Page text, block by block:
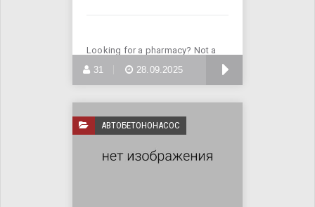
Looking for a pharmacy? Not a
problem! Visit the website
31 28.09.2025
АВТОБЕТОНОНАСОС